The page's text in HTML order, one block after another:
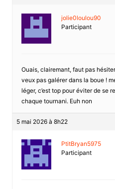
jolie0loulou90
Participant
Ouais, clairemant, faut pas
veux pas galérer dans la boue !
léger, c’est top pour éviter de se
chaque tournani. Euh non
5 mai 2026 à 8h22
PtitBryan5975
Participant